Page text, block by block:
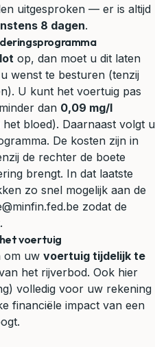
uitgesproken — er is altijd
8 dagen.
op, dan moet u dit laten
wenst te besturen (tenzij
U kunt het voertuig pas
dan 0,09 mg/l
bloed). Daarnaast volgt u
De kosten zijn in
de rechter de boete
brengt. In dat laatste
zo snel mogelijk aan de
zodat de
voertuig
om uw voertuig tijdelijk te
het rijverbod. Ook hier
volledig voor uw rekening
financiële impact van een